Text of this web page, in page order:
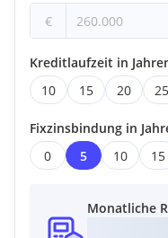
€
Kreditlaufzeit in
10
15 20 25
Fixzinsbindung in
0
5 10 15
Monatliche